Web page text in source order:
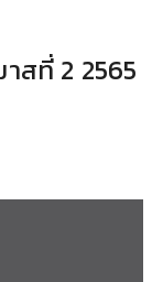
สที่ 2 2565